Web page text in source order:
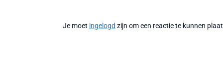
Je moet ingelogd zijn om een reactie te kunnen